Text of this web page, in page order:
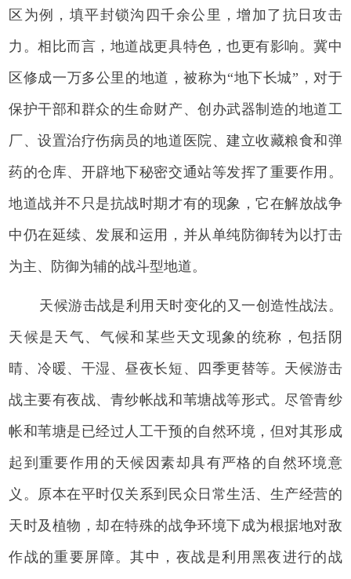
区为例，填平封锁沟四千余公里，增加了抗日攻击
力。相比而言，地道战更具特色，也更有影响。冀中
区修成一万多公里的地道，被称为“地下长城”，对于
保护干部和群众的生命财产、创办武器制造的地道工
厂、设置治疗伤病员的地道医院、建立收藏粮食和弹
药的仓库、开辟地下秘密交通站等发挥了重要作用。
地道战并不只是抗战时期才有的现象，它在解放战争
中仍在延续、发展和运用，并从单纯防御转为以打击
为主、防御为辅的战斗型地道。
天候游击战是利用天时变化的又一创造性战法。
天候是天气、气候和某些天文现象的统称，包括阴
晴、冷暖、干湿、昼夜长短、四季更替等。天候游击
战主要有夜战、青纱帐战和苇塘战等形式。尽管青纱
帐和苇塘是已经过人工干预的自然环境，但对其形成
起到重要作用的天候因素却具有严格的自然环境意
义。原本在平时仅关系到民众日常生活、生产经营的
天时及植物，却在特殊的战争环境下成为根据地对敌
作战的重要屏障。其中，夜战是利用黑夜进行的战